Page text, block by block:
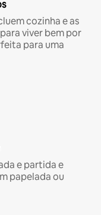
cozinha e as
viver bem por
para uma
e partida e
papelada ou